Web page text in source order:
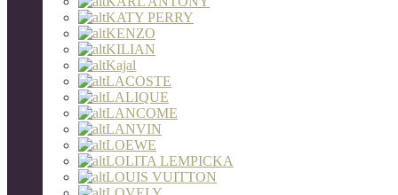
KATY PERRY
KENZO
KILIAN
Kajal
LACOSTE
LALIQUE
LANCOME
LANVIN
LOEWE
LOLITA LEMPICKA
LOUIS VUITTON